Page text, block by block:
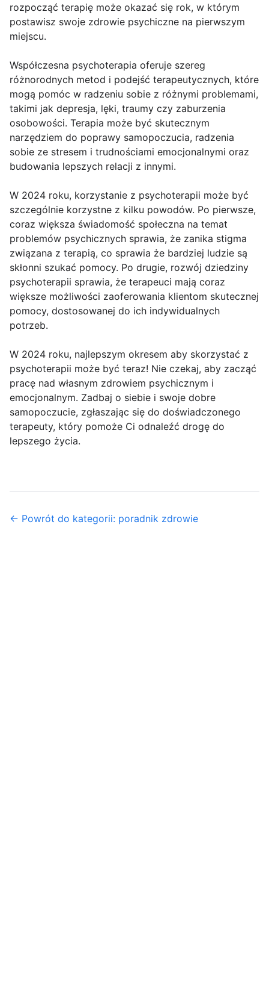
rozpocząć terapię może okazać się rok, w którym
postawisz swoje zdrowie psychiczne na pierwszym
miejscu.
Współczesna psychoterapia oferuje szereg
różnorodnych metod i podejść terapeutycznych, które
mogą pomóc w radzeniu sobie z różnymi problemami,
takimi jak depresja, lęki, traumy czy zaburzenia
osobowości. Terapia może być skutecznym
narzędziem do poprawy samopoczucia, radzenia
sobie ze stresem i trudnościami emocjonalnymi oraz
budowania lepszych relacji z innymi.
W 2024 roku, korzystanie z psychoterapii może być
szczególnie korzystne z kilku powodów. Po pierwsze,
coraz większa świadomość społeczna na temat
problemów psychicznych sprawia, że zanika stigma
związana z terapią, co sprawia że bardziej ludzie są
skłonni szukać pomocy. Po drugie, rozwój dziedziny
psychoterapii sprawia, że terapeuci mają coraz
większe możliwości zaoferowania klientom skutecznej
pomocy, dostosowanej do ich indywidualnych
potrzeb.
W 2024 roku, najlepszym okresem aby skorzystać z
psychoterapii może być teraz! Nie czekaj, aby zacząć
pracę nad własnym zdrowiem psychicznym i
emocjonalnym. Zadbaj o siebie i swoje dobre
samopoczucie, zgłaszając się do doświadczonego
terapeuty, który pomoże Ci odnaleźć drogę do
lepszego życia.
← Powrót do kategorii: poradnik zdrowie